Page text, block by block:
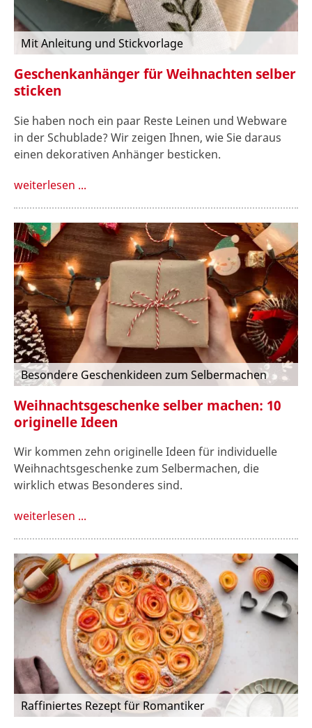
Mit Anleitung und Stickvorlage
Geschenkanhänger für Weihnachten selber
sticken
Sie haben noch ein paar Reste Leinen und Webware
in der Schublade? Wir zeigen Ihnen, wie Sie daraus
einen dekorativen Anhänger besticken.
weiterlesen ...
Besondere Geschenkideen zum Selbermachen
Weihnachtsgeschenke selber machen: 10
originelle Ideen
Wir kommen zehn originelle Ideen für individuelle
Weihnachtsgeschenke zum Selbermachen, die
wirklich etwas Besonderes sind.
weiterlesen ...
Raffiniertes Rezept für Romantiker